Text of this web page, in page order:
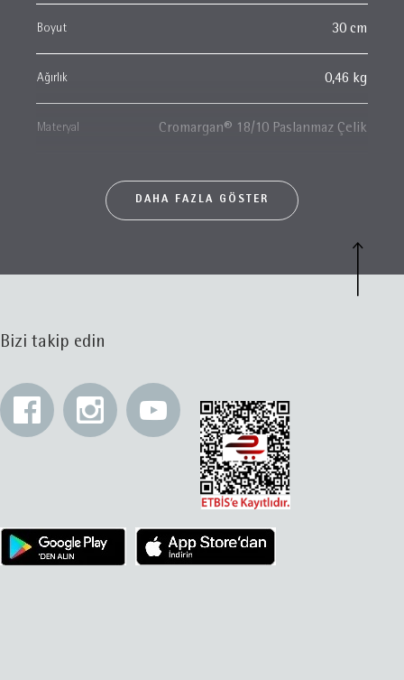
Boyut 30 cm
Ağırlık 0,46 kg
Materyal Cromargan® 18/10 Paslanmaz Çelik
DAHA FAZLA GÖSTER
Bizi takip edin